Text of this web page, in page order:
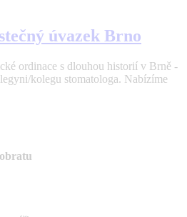
úvazek Brno
ordinace s dlouhou historií v Brně -
kolegu stomatologa. Nabízíme